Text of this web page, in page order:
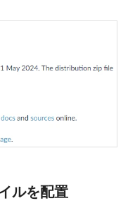
ルを配置